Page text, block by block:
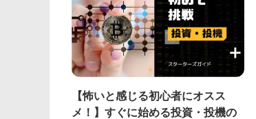
【怖いと感じる初心者にオスス
メ！】すぐに始める投資・投機の